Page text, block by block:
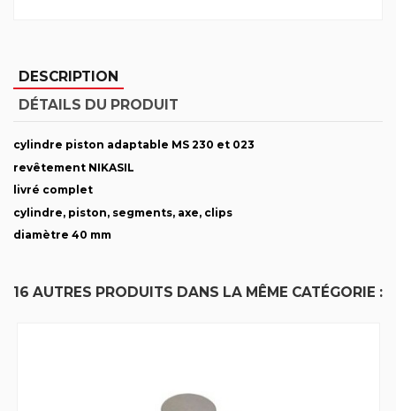
DESCRIPTION
DÉTAILS DU PRODUIT
cylindre piston adaptable MS 230 et 023
revêtement NIKASIL
livré complet
cylindre, piston, segments, axe, clips
diamètre 40 mm
16 AUTRES PRODUITS DANS LA MÊME CATÉGORIE :